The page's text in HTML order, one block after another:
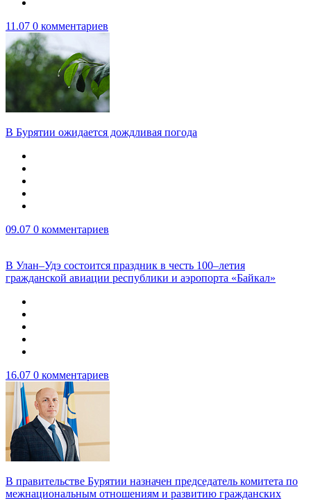
11.07 0 комментариев
В Бурятии ожидается дождливая погода
09.07 0 комментариев
В Улан–Удэ состоится праздник в честь 100–летия
гражданской авиации республики и аэропорта «Байкал»
16.07 0 комментариев
В правительстве Бурятии назначен председатель комитета по
межнациональным отношениям и развитию гражданских